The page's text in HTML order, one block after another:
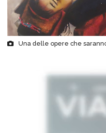
Una delle opere che